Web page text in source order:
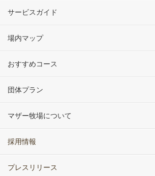
サービスガイド
場内マップ
おすすめコース
団体プラン
マザー牧場について
採用情報
プレスリリース